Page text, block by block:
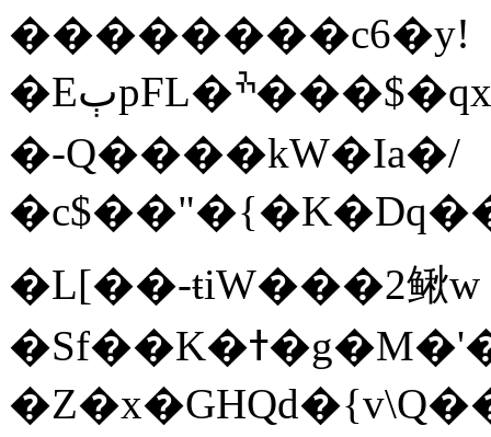
��������c6�y!
�EٻpFL�ׯ���$�qxT��\tp�J��9��T.VnV'"&�O�]I�����6U���t���]N����N�\��gQ�cWOk?
�-Q����kW�Ia�/
�L[��-ŧiW���2鳅
�Sf��K�ߙ�g�M�'�Yʏ��,:��?